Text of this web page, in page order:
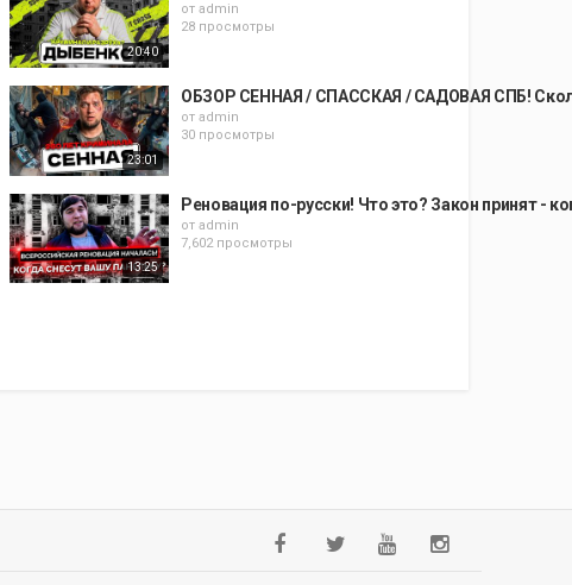
20:40
от admin
28 просмотры
23:01
ОБЗОР СЕННАЯ / СПАССКАЯ / САДОВАЯ СПБ!
от admin
30 просмотры
13:25
Реновация по-русски! Что это? Закон принят -
от admin
7,602 просмотры